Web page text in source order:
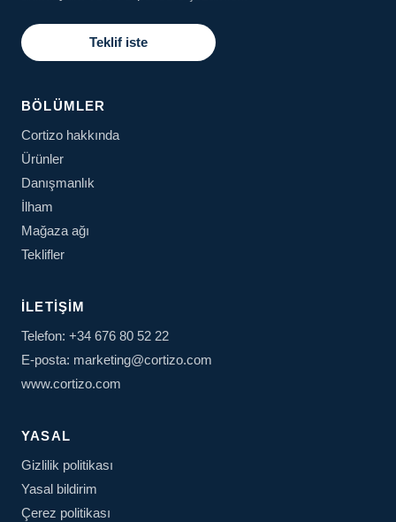
Teklif iste
BÖLÜMLER
Cortizo hakkında
Ürünler
Danışmanlık
İlham
Mağaza ağı
Teklifler
İLETIŞIM
Telefon: +34 676 80 52 22
E-posta: marketing@cortizo.com
www.cortizo.com
YASAL
Gizlilik politikası
Yasal bildirim
Çerez politikası